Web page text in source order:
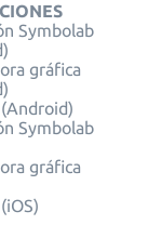
Symbolab
gráfica
Symbolab
gráfica